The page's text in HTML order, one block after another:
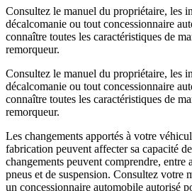
Consultez le manuel du propriétaire, les
décalcomanie ou tout concessionnaire
connaître toutes les caractéristiques de
remorqueur.
Consultez le manuel du propriétaire, les
décalcomanie ou tout concessionnaire
connaître toutes les caractéristiques de
remorqueur.
Les changements apportés à votre
fabrication peuvent affecter sa capacité
changements peuvent comprendre, entre
pneus et de suspension. Consultez votre
un concessionnaire automobile autorisé